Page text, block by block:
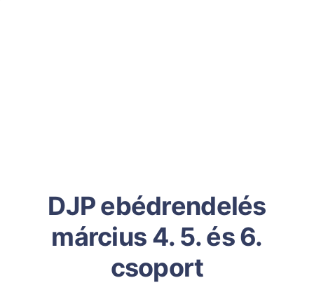
DJP ebédrendelés
március 4. 5. és 6.
csoport